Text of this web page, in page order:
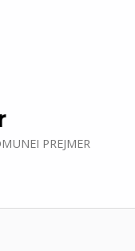
PREJMER